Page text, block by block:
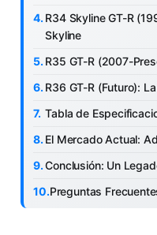
R34 Skyline GT-R
Skyline
R35 GT-R (2007-
R36 GT-R (Futuro):
Tabla de
El Mercado Actual:
Conclusión: Un
Preguntas